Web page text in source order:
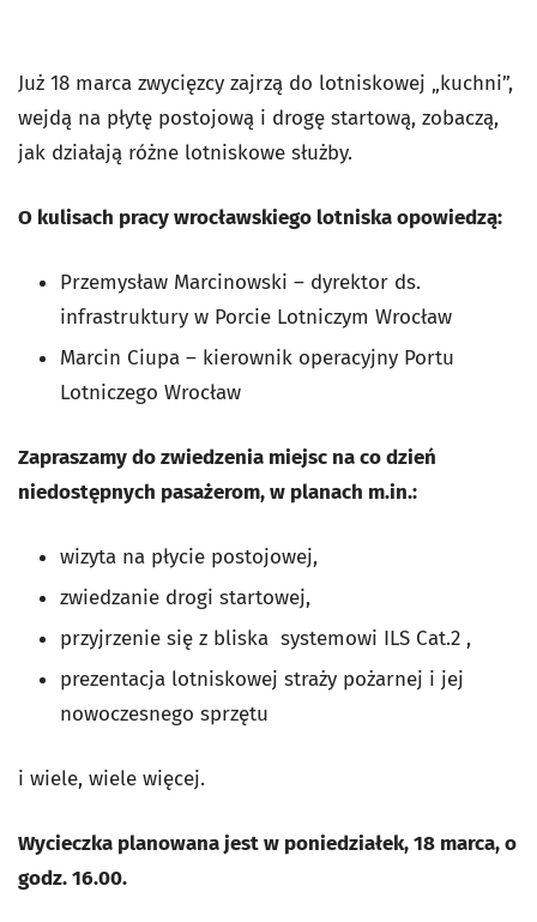
Już 18 marca zwycięzcy zajrzą do lotniskowej „kuchni”,
wejdą na płytę postojową i drogę startową, zobaczą,
jak działają różne lotniskowe służby.
O kulisach pracy wrocławskiego lotniska opowiedzą:
Przemysław Marcinowski – dyrektor ds.
infrastruktury w Porcie Lotniczym Wrocław
Marcin Ciupa – kierownik operacyjny Portu
Lotniczego Wrocław
Zapraszamy do zwiedzenia miejsc na co dzień
niedostępnych pasażerom, w planach m.in.:
wizyta na płycie postojowej,
zwiedzanie drogi startowej,
przyjrzenie się z bliska systemowi ILS Cat.2 ,
prezentacja lotniskowej straży pożarnej i jej
nowoczesnego sprzętu
i wiele, wiele więcej.
Wycieczka planowana jest w poniedziałek, 18 marca, o
godz. 16.00.